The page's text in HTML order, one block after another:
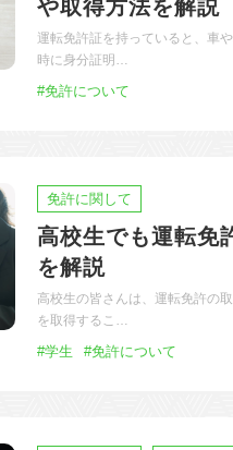
や取得方法を解説
運転免許証を持っていると、車
時に身分証明…
#免許について
免許に関して
高校生でも運転免
を解説
高校生の皆さんは、運転免許の
を取得するこ…
#学生 #免許について